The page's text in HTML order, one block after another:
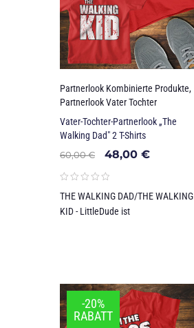
Partnerlook Kombinierte Produkte,
Partnerlook Vater Tochter
Vater-Tochter-Partnerlook „The
Walking Dad" 2 T-Shirts
60,00€ 48,00 €
THE WALKING DAD/THE WALKING
KID - LittleDude ist
-20%
RABATT